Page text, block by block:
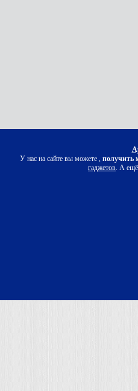
У нас на сайте вы можете , получить
гаджетов. А ещё